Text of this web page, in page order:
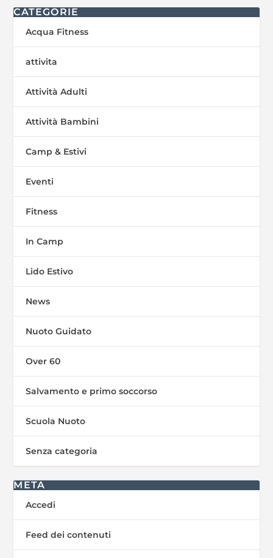
CATEGORIE
Acqua Fitness
attivita
Attività Adulti
Attività Bambini
Camp & Estivi
Eventi
Fitness
In Camp
Lido Estivo
News
Nuoto Guidato
Over 60
Salvamento e primo soccorso
Scuola Nuoto
Senza categoria
META
Accedi
Feed dei contenuti